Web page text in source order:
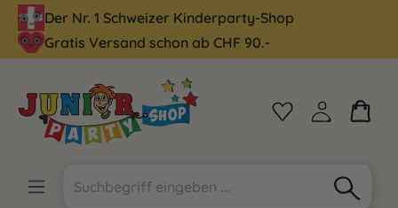
springen
Der Nr. 1 Schweizer Kinderparty-Shop
Gratis Versand schon ab CHF 90.-